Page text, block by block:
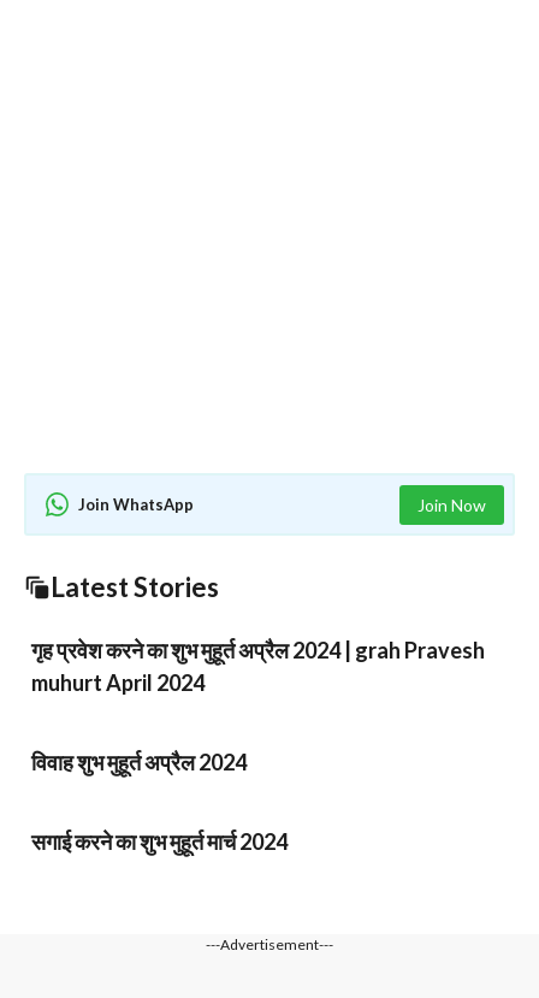
Join WhatsApp Join Now
Latest Stories
गृह प्रवेश करने का शुभ मुहूर्त अप्रैल 2024 | grah Pravesh
muhurt April 2024
विवाह शुभ मुहूर्त अप्रैल 2024
सगाई करने का शुभ मुहूर्त मार्च 2024
---Advertisement---